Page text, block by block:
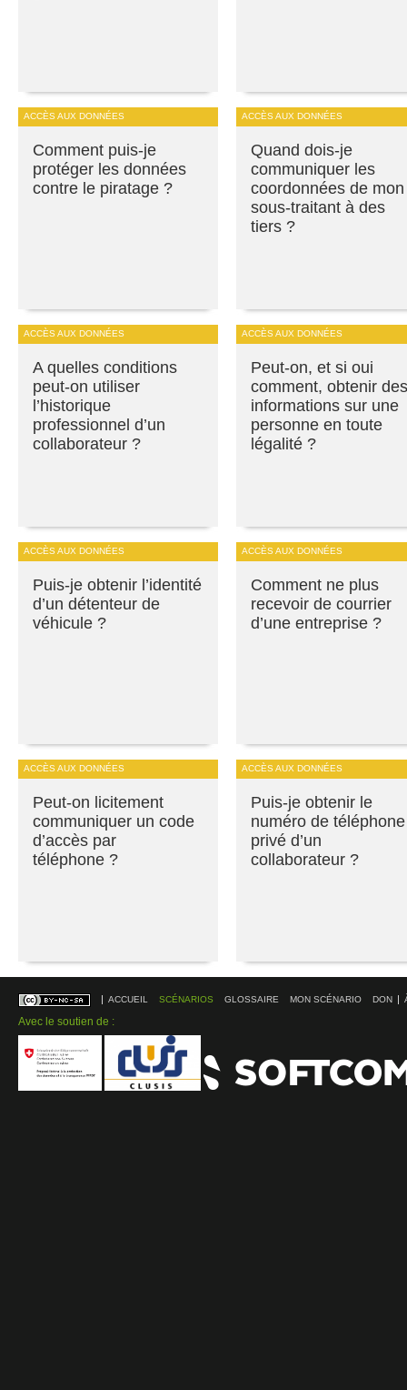
ACCÈS AUX DONNÉES
Comment puis-je
protéger les données
contre le piratage ?
ACCÈS AUX DONNÉES
Quand dois-je
communiquer les
coordonnées de mon
sous-traitant à des
tiers ?
ACCÈS AUX DONNÉES
A quelles conditions
peut-on utiliser
l’historique
professionnel d’un
collaborateur ?
ACCÈS AUX DONNÉES
Peut-on, et si oui
comment, obtenir des
informations sur une
personne en toute
légalité ?
ACCÈS AUX DONNÉES
Puis-je obtenir l’identité
d’un détenteur de
véhicule ?
ACCÈS AUX DONNÉES
Comment ne plus
recevoir de courrier
d’une entreprise ?
ACCÈS AUX DONNÉES
Peut-on licitement
communiquer un code
d’accès par
téléphone ?
ACCÈS AUX DONNÉES
Puis-je obtenir le
numéro de téléphone
privé d’un
collaborateur ?
ACCUEIL SCÉNARIOS GLOSSAIRE MON SCÉNARIO DON
Avec le soutien de :